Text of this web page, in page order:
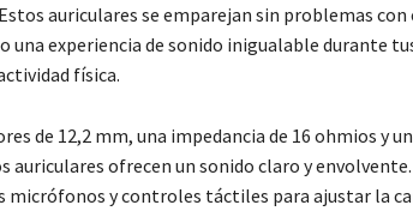
auriculares se emparejan sin problemas
una experiencia de sonido inigualable durante
física.
de 12,2 mm, una impedancia de 16 ohmios y
auriculares ofrecen un sonido claro y
micrófonos y controles táctiles para ajustar la